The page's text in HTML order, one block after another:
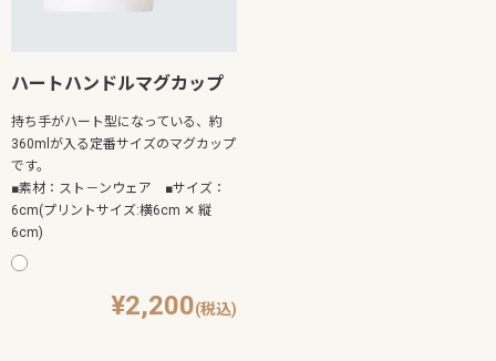
ハートハンドルマグカップ
持ち手がハート型になっている、約
360mlが入る定番サイズのマグカップ
です。
■素材：スト－ンウェア ■サイズ：
6cm(プリントサイズ:横6cm ✕ 縦
6cm)
2,200